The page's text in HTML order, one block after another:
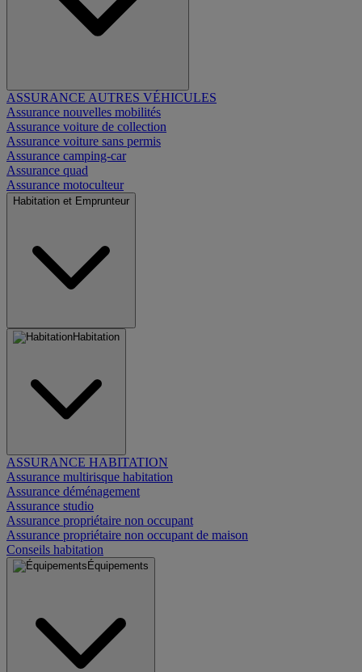
ASSURANCE AUTRES VÉHICULES
Assurance nouvelles mobilités
Assurance voiture de collection
Assurance voiture sans permis
Assurance camping-car
Assurance quad
Assurance motoculteur
Habitation et Emprunteur
Habitation
ASSURANCE HABITATION
Assurance multirisque habitation
Assurance déménagement
Assurance studio
Assurance propriétaire non occupant
Assurance propriétaire non occupant de maison
Conseils habitation
Équipements